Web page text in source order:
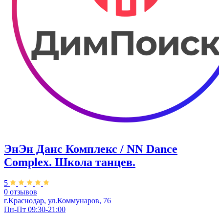
ЭнЭн Данс Комплекс / NN Dance
Complex. Школа танцев.
5
0 отзывов
г.Краснодар, ул.Коммунаров, 76
Пн-Пт 09:30-21:00